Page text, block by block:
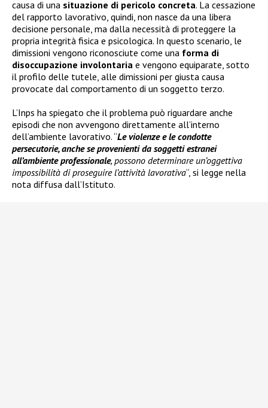
causa di una situazione di pericolo concreta. La cessazione
del rapporto lavorativo, quindi, non nasce da una libera
decisione personale, ma dalla necessità di proteggere la
propria integrità fisica e psicologica. In questo scenario, le
dimissioni vengono riconosciute come una forma di
disoccupazione involontaria e vengono equiparate, sotto
il profilo delle tutele, alle dimissioni per giusta causa
provocate dal comportamento di un soggetto terzo.
L’Inps ha spiegato che il problema può riguardare anche
episodi che non avvengono direttamente all’interno
dell’ambiente lavorativo. “Le violenze e le condotte
persecutorie, anche se provenienti da soggetti estranei
all’ambiente professionale, possono determinare un’oggettiva
impossibilità di proseguire l’attività lavorativa“, si legge nella
nota diffusa dall’Istituto.